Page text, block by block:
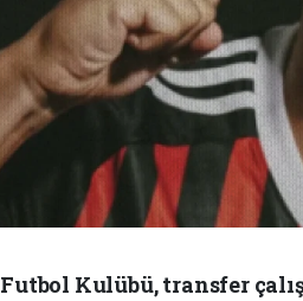
Kulübü, transfer